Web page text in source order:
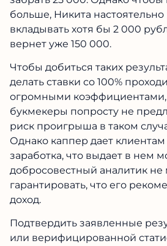
больше, Никита
вкладывать хотя бы 2 000
вернет уже 150 000.
Чтобы добиться таких
делать ставки со 100%
огромными коэффициентами,
букмекеры попросту не
риск проигрыша в таком
Однако каппер дает клиентам
заработка, что выдает в нем
добросовестный аналитик не
гарантировать, что его
доход.
Подтвердить заявленные
или верифицированной